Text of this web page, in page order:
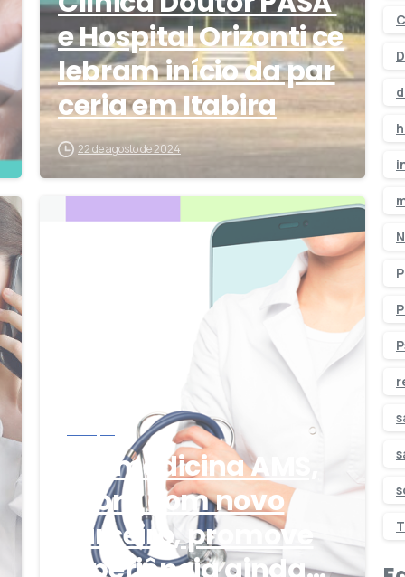
e Hospital Orizonti ce
lebram início da par
ceria em Itabira
22 de agosto de 2024
3
Telemedicina AMS,
agora com novo
parceiro, promove